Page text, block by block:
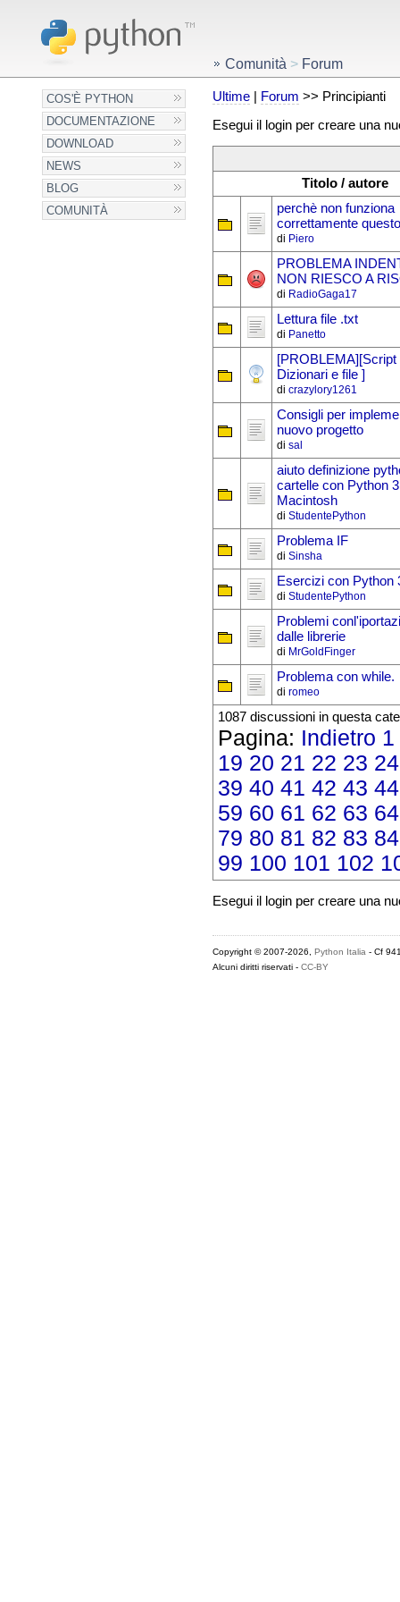
COS'È PYTHON
DOCUMENTAZIONE
DOWNLOAD
NEWS
BLOG
COMUNITÀ
Comunità > Forum
Ultime| Forum >> Principianti
Esegui il login per creare una
Titolo / autore
perchè non funziona
correttamente
di Piero
PROBLEMA
NON RIESCO A
di RadioGaga17
Lettura file .txt
di Panetto
[PROBLEMA][Script
Dizionari e file ]
di crazylory1261
Consigli per
nuovo progetto
di sal
aiuto definizione
cartelle con Python
Macintosh
di StudentePython
Problema IF
di Sinsha
Esercizi con Python
di StudentePython
Problemi
dalle librerie
di MrGoldFinger
Problema con while.
di romeo
1087 discussioni in questa
Pagina: Indietro 1
19 20 21 22 23 24
39 40 41 42 43 44
59 60 61 62 63 64
79 80 81 82 83 84
99 100 101 102
Esegui il login per creare una
Copyright © 2007-2026, Python Italia - Cf
Alcuni diritti riservati - CC-BY